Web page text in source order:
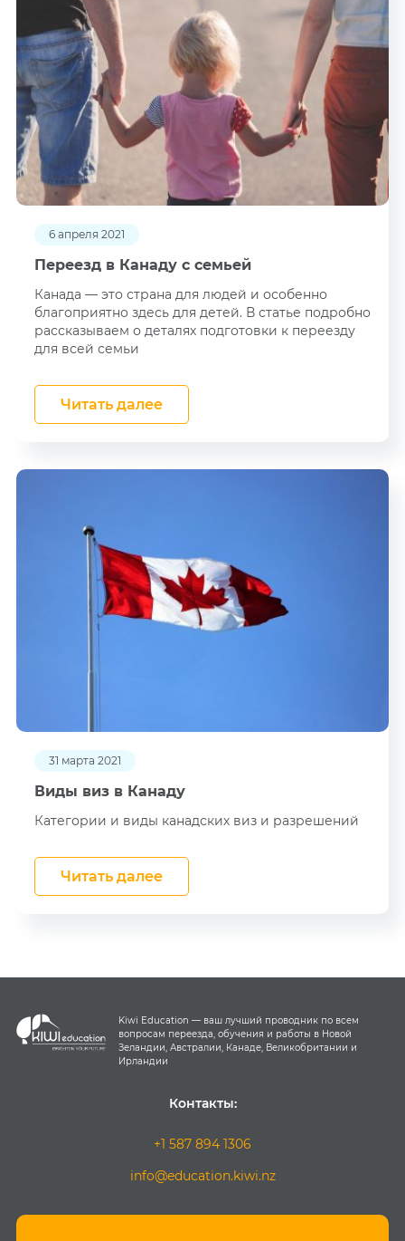
6 апреля 2021
Переезд в Канаду с семьей
Канада — это страна для людей и особенно
благоприятно здесь для детей. В статье подробно
рассказываем о деталях подготовки к переезду
для всей семьи
Читать далее
31 марта 2021
Виды виз в Канаду
Категории и виды канадских виз и разрешений
Читать далее
Kiwi Education — ваш лучший проводник по всем
вопросам переезда, обучения и работы в Новой
Зеландии, Австралии, Канаде, Великобритании и
Ирландии
Контакты:
+1 587 894 1306
info@education.kiwi.nz